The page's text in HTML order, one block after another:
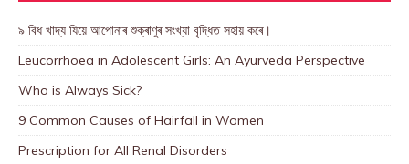
৯ বিধ খাদ্য যিয়ে আপোনাৰ শুক্ৰাণুৰ সংখ্যা বৃদ্ধিত সহায় কৰে।
Leucorrhoea in Adolescent Girls: An Ayurveda Perspective
Who is Always Sick?
9 Common Causes of Hairfall in Women
Prescription for All Renal Disorders